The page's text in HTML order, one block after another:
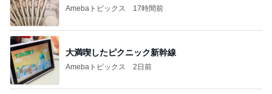
Amebaトピックス 17時間前
大満喫したピクニック新幹線
Amebaトピックス 2日前